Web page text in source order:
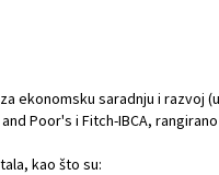
saradnju i razvoj
i Fitch-IBCA,
kao što su: